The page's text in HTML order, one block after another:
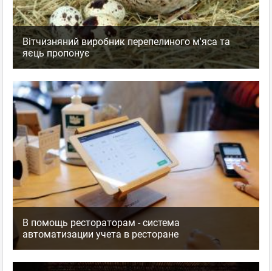
Вітчизняний виробник перепелиного м'яса та
яєць пропонує
В помощь рестораторам - система
автоматизации учета в ресторане